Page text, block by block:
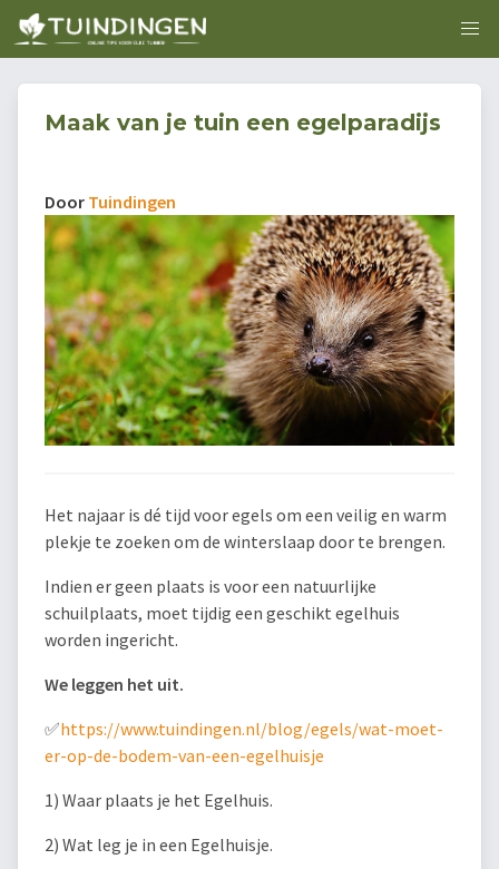
Maak van je tuin een egelparadijs
Door Tuindingen
Het najaar is dé tijd voor egels om een veilig en warm
plekje te zoeken om de winterslaap door te brengen.
Indien er geen plaats is voor een natuurlijke
schuilplaats, moet tijdig een geschikt egelhuis
worden ingericht.
We leggen het uit.
✅https://www.tuindingen.nl/blog/egels/wat-moet-
er-op-de-bodem-van-een-egelhuisje
1) Waar plaats je het Egelhuis.
2) Wat leg je in een Egelhuisje.